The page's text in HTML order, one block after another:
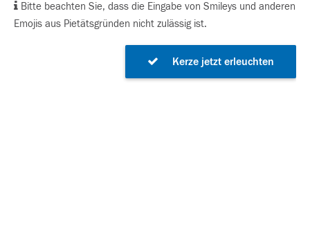
Bitte beachten Sie, dass die Eingabe von Smileys und anderen
Emojis aus Pietätsgründen nicht zulässig ist.
Kerze jetzt erleuchten